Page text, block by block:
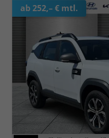
ab 252,– € mtl.